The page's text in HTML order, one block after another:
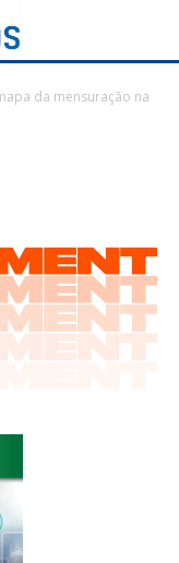
da mensuração na